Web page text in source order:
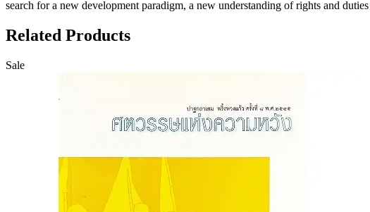
search for a new development paradigm, a new understanding of rights and
Related Products
Sale